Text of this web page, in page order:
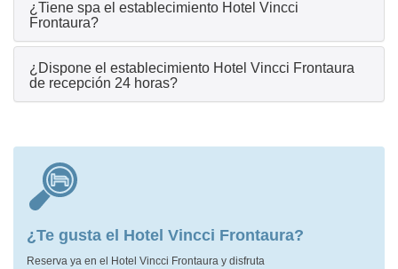
¿Tiene spa el establecimiento Hotel Vincci
Frontaura?
¿Dispone el establecimiento Hotel Vincci Frontaura
de recepción 24 horas?
¿Te gusta el Hotel Vincci Frontaura?
Reserva ya en el Hotel Vincci Frontaura y disfruta